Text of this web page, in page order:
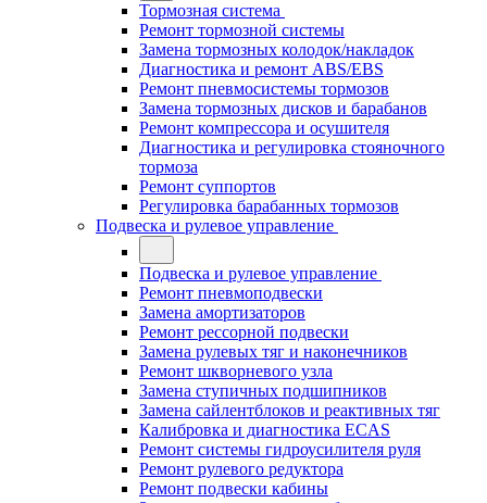
Тормозная система
Ремонт тормозной системы
Замена тормозных колодок/накладок
Диагностика и ремонт ABS/EBS
Ремонт пневмосистемы тормозов
Замена тормозных дисков и барабанов
Ремонт компрессора и осушителя
Диагностика и регулировка стояночного
тормоза
Ремонт суппортов
Регулировка барабанных тормозов
Подвеска и рулевое управление
Подвеска и рулевое управление
Ремонт пневмоподвески
Замена амортизаторов
Ремонт рессорной подвески
Замена рулевых тяг и наконечников
Ремонт шкворневого узла
Замена ступичных подшипников
Замена сайлентблоков и реактивных тяг
Калибровка и диагностика ECAS
Ремонт системы гидроусилителя руля
Ремонт рулевого редуктора
Ремонт подвески кабины